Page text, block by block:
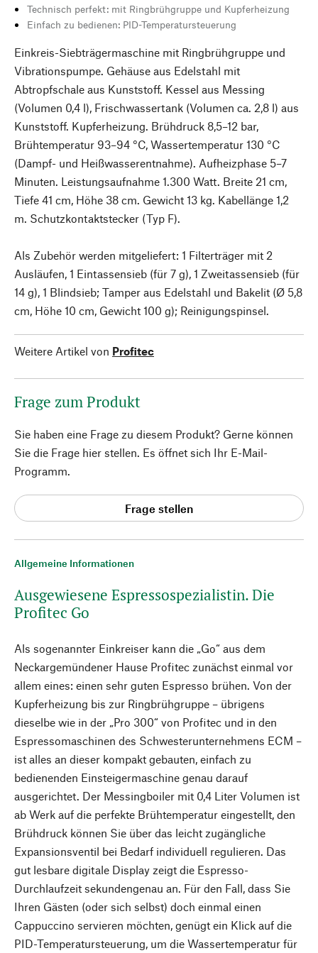
Allgemeine Informationen
Ausgewiesene Espressospezialistin. Die
Profitec Go
Als sogenannter Einkreiser kann die „Go“ aus dem
Neckargemündener Hause Profitec zunächst einmal vor
allem eines: einen sehr guten Espresso brühen. Von der
Kupferheizung bis zur Ringbrühgruppe – übrigens
dieselbe wie in der „Pro 300“ von Profitec und in den
Espressomaschinen des Schwesterunternehmens ECM –
ist alles an dieser kompakt gebauten, einfach zu
bedienenden Einsteigermaschine genau darauf
ausgerichtet. Der Messingboiler mit 0,4 Liter Volumen ist
ab Werk auf die perfekte Brühtemperatur eingestellt, den
Brühdruck können Sie über das leicht zugängliche
Expansionsventil bei Bedarf individuell regulieren. Das
gut lesbare digitale Display zeigt die Espresso-
Durchlaufzeit sekundengenau an. Für den Fall, dass Sie
Ihren Gästen (oder sich selbst) doch einmal einen
Cappuccino servieren möchten, genügt ein Klick auf die
PID-Temperatursteuerung, um die Wassertemperatur für
Technisch perfekt: mit Ringbrühgruppe und Kupferheizung
Einfach zu bedienen: PID-Temperatursteuerung
Einkreis-Siebträgermaschine mit Ringbrühgruppe und
Vibrationspumpe. Gehäuse aus Edelstahl mit
Abtropfschale aus Kunststoff. Kessel aus Messing
(Volumen 0,4 l), Frischwassertank (Volumen ca. 2,8 l) aus
Kunststoff. Kupferheizung. Brühdruck 8,5–12 bar,
Brühtemperatur 93–94 °C, Wassertemperatur 130 °C
(Dampf- und Heißwasserentnahme). Aufheizphase 5–7
Minuten. Leistungsaufnahme 1.300 Watt. Breite 21 cm,
Tiefe 41 cm, Höhe 38 cm. Gewicht 13 kg. Kabellänge 1,2
m. Schutzkontaktstecker (Typ F).
Als Zubehör werden mitgeliefert: 1 Filterträger mit 2
Ausläufen, 1 Eintassensieb (für 7 g), 1 Zweitassensieb (für
14 g), 1 Blindsieb; Tamper aus Edelstahl und Bakelit (Ø 5,8
cm, Höhe 10 cm, Gewicht 100 g); Reinigungspinsel.
Weitere Artikel von Profitec
Frage zum Produkt
Sie haben eine Frage zu diesem Produkt? Gerne können
Sie die Frage hier stellen. Es öffnet sich Ihr E-Mail-
Programm.
Frage stellen